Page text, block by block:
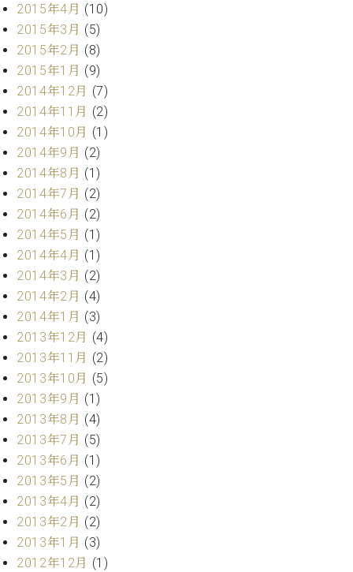
ジ
タ
ル)
八
王
子
工
ブ
ロ
グ
ア
ク
ス
お
問
い
合
わ
ア
ー
テ
ィ
ス
ト
カ
ス
タ
マ
サ
ー
2015年4月 (10)
2015年3月 (5)
2015年2月 (8)
2015年1月 (9)
2014年12月 (7)
2014年11月 (2)
2014年10月 (1)
2014年9月 (2)
2014年8月 (1)
2014年7月 (2)
2014年6月 (2)
2014年5月 (1)
2014年4月 (1)
2014年3月 (2)
2014年2月 (4)
2014年1月 (3)
2013年12月 (4)
2013年11月 (2)
2013年10月 (5)
2013年9月 (1)
2013年8月 (4)
2013年7月 (5)
2013年6月 (1)
2013年5月 (2)
2013年4月 (2)
2013年2月 (2)
2013年1月 (3)
2012年12月 (1)